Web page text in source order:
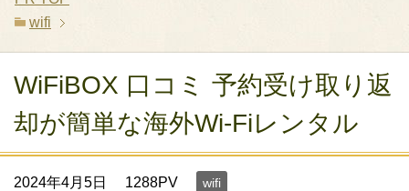
wifi
WiFiBOX 口コミ 予約受け取り返
却が簡単な海外Wi-Fiレンタル
2024年4月5日 1288PV wifi